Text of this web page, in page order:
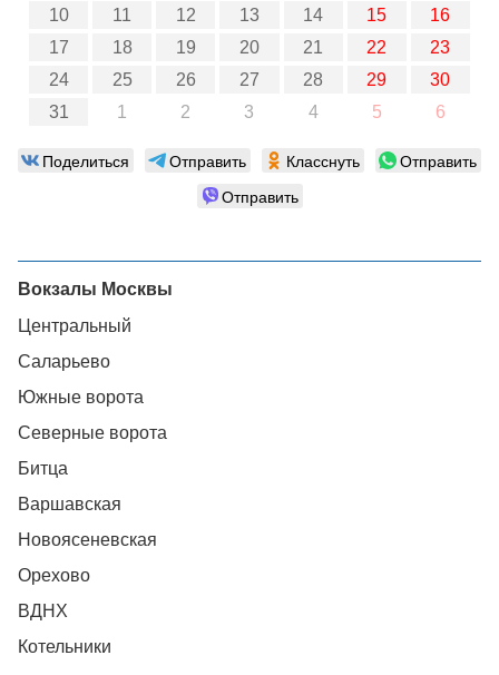
10
11 12 13 14 15
16
17
18 19 20 21 22
23
24
25 26 27 28 29
30
31
1 2 3 4 5 6
Поделиться Отправить Класснуть
Отправить
Отправить
Вокзалы Москвы
Центральный
Саларьево
Южные ворота
Северные ворота
Битца
Варшавская
Новоясеневская
Орехово
ВДНХ
Котельники